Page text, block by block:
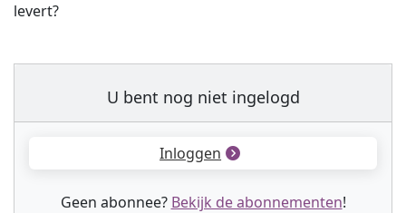
levert?
U bent nog niet ingelogd
Inloggen
Geen abonnee? Bekijk de abonnementen!